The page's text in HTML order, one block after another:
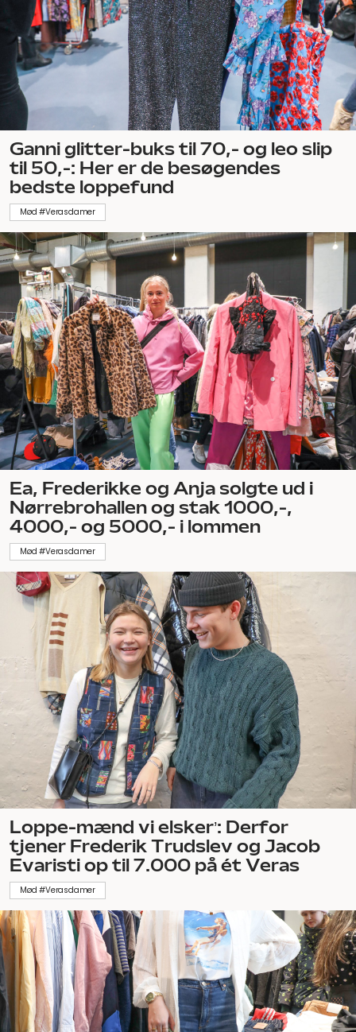
Ganni glitter-buks til 70,- og leo slip
til 50,-: Her er de besøgendes
bedste loppefund
Mød #Verasdamer
Ea, Frederikke og Anja solgte ud i
Nørrebrohallen og stak 1000,-,
4000,- og 5000,- i lommen
Mød #Verasdamer
Loppe-mænd vi elsker’: Derfor
tjener Frederik Trudslev og Jacob
Evaristi op til 7.000 på ét Veras
Mød #Verasdamer